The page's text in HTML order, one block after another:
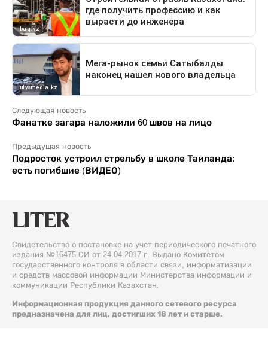
Следующая новость
Фанатке загара наложили 60 швов на лицо
Предыдущая новость
Подросток устроил стрельбу в школе Таиланда:
есть погибшие (ВИДЕО)
Свидетельство о постановке на учет периодического печатного
издания №16475-СИ от 24.04.2017 г. Выдано Комитетом
государственного контроля в области связи, информатизации
и средств массовой информации Министерства информации и
коммуникации Республики Казахстан.
Информационная продукция данного сетевого ресурса
предназначена для лиц, достигших 18 лет и старше.